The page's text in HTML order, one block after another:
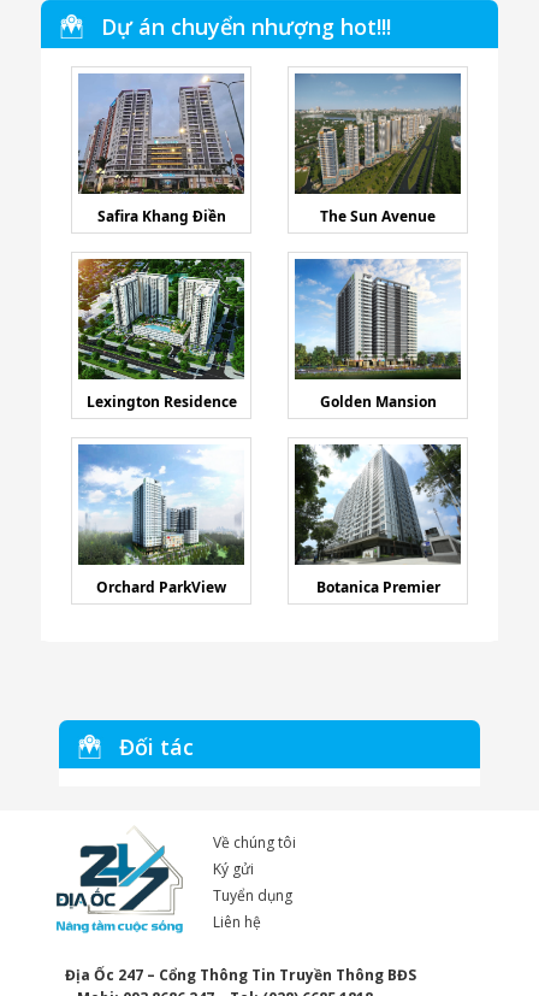
Dự án chuyển nhượng hot!!!
Safira Khang Điền The Sun Avenue
Lexington Residence Golden Mansion
Orchard ParkView Botanica Premier
Đối tác
Về chúng tôi
Ký gửi
Tuyển dụng
Liên hệ
Địa Ốc 247 – Cổng Thông Tin Truyền Thông BĐS